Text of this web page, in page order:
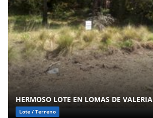
HERMOSO LOTE EN LOMAS DE VALERIA
Lote / Terreno